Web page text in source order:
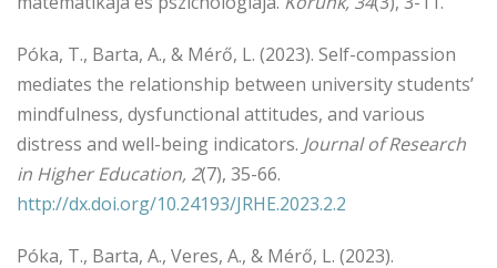
Póka, T., Barta, A., & Mérő, L. (2023). Self-compassion
mediates the relationship between university students’
mindfulness, dysfunctional attitudes, and various
distress and well-being indicators. Journal of Research
in Higher Education, 2(7), 35-66.
http://dx.doi.org/10.24193/JRHE.2023.2.2
Póka, T., Barta, A., Veres, A., & Mérő, L. (2023).